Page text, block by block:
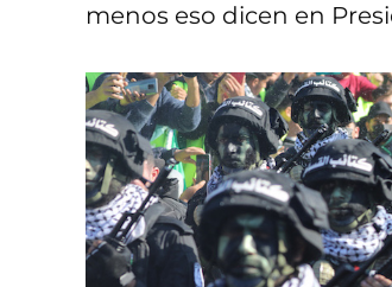
menos eso dicen en